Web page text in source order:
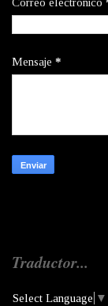
Correo electrónico
Mensaje *
Traductor...
Select Language ▼